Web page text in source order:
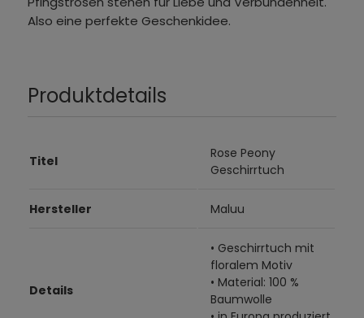
Also eine perfekte Geschenkidee.
Produktdetails
Titel
Rose Peony
Geschirrtuch
Hersteller Maluu
Details
• Geschirrtuch mit
floralem Motiv
• Material: 100 %
Baumwolle